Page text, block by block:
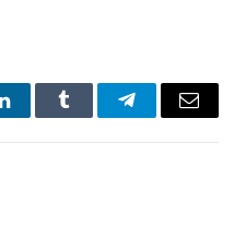
LinkedInTumblr TelegramEmail